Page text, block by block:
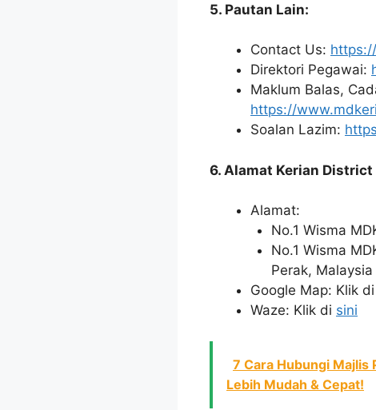
5. Pautan Lain:
Contact Us:
Direktori Pegawai:
Maklum Balas,
https://
Soalan Lazim:
6. Alamat Kerian
Alamat:
No.1 Wisma
No.1 Wisma
Perak, Malaysia
Google Map: Klik di
Waze: Klik di sini
7 Cara Hubungi Majlis
Lebih Mudah & Cepat!